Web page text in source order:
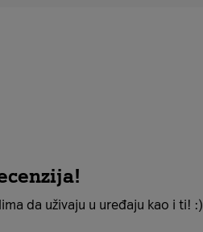
da uživaju u uređaju kao i ti! :)